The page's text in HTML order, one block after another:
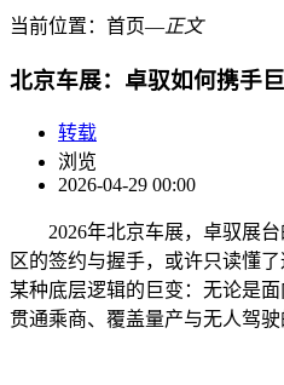
当前位置： 首页―正文
北京车展：卓驭如何携手
转载
浏览
2026-04-29 00:00
2026年北京车展，卓驭展
区的签约与握手，或许只读懂
某种底层逻辑的巨变：无论是
贯通乘商、覆盖量产与无人驾驶